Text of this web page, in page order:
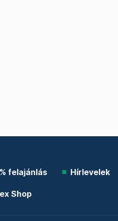
felajánlás Hírlevelek
Shop